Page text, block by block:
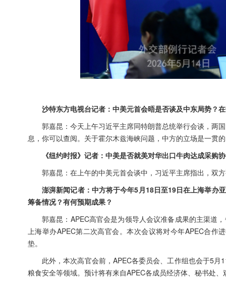
沙特东方电视台记者：中美元首会晤是否谈及中东局势？
郭嘉昆：今天上午习近平主席同特朗普总统举行会谈，两
息，你可以查阅。关于霍尔木兹海峡问题，中方的立场是一贯
《纽约时报》记者：中美是否就美对华出口牛肉达成采购
郭嘉昆：在上午的中美元首会谈中，习近平主席指出，双
澎湃新闻记者：中方将于今年5月18日至19日在上海举办
筹备情况？有何预期成果？
郭嘉昆：APEC高官会是为领导人会议准备成果的主渠道
上海举办APEC第二次高官会。本次会议将对今年APEC合作
垫。
此外，本次高官会前，APEC各委员会、工作组也会于5
粮食安全等领域。预计将有来自APEC各成员经济体、秘书处